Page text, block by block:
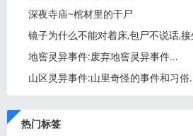
深夜寺庙~棺材里的干尸
镜子为什么不能对着床,包尸不说话,
地窖灵异事件:废弃地窖灵异事件...
山区灵异事件:山里奇怪的事件和习俗
热门标签